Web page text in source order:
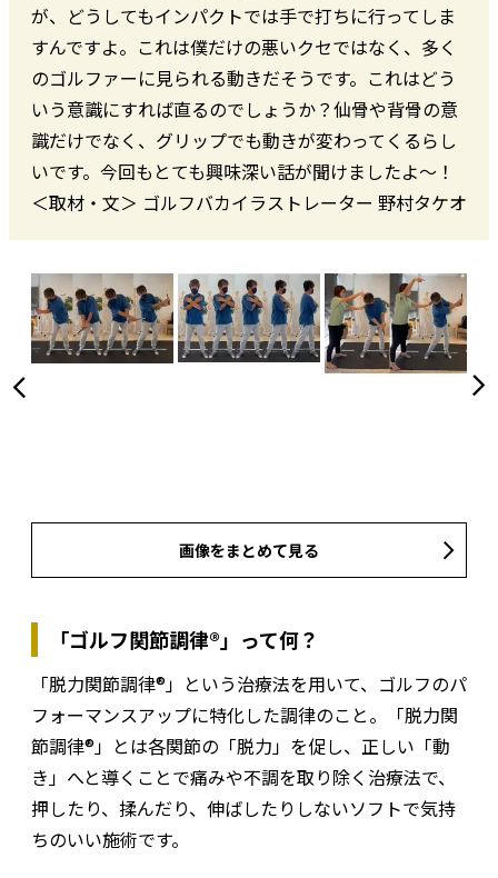
が、どうしてもインパクトでは手で打ちに行ってしま
すんですよ。これは僕だけの悪いクセではなく、多く
のゴルファーに見られる動きだそうです。これはどう
いう意識にすれば直るのでしょうか？仙骨や背骨の意
識だけでなく、グリップでも動きが変わってくるらし
いです。今回もとても興味深い話が聞けましたよ～！
＜取材・文＞ ゴルフバカイラストレーター 野村タケオ
画像をまとめて見る
「ゴルフ関節調律®」って何？
「脱力関節調律®」という治療法を用いて、ゴルフのパ
フォーマンスアップに特化した調律のこと。「脱力関
節調律®」とは各関節の「脱力」を促し、正しい「動
き」へと導くことで痛みや不調を取り除く治療法で、
押したり、揉んだり、伸ばしたりしないソフトで気持
ちのいい施術です。